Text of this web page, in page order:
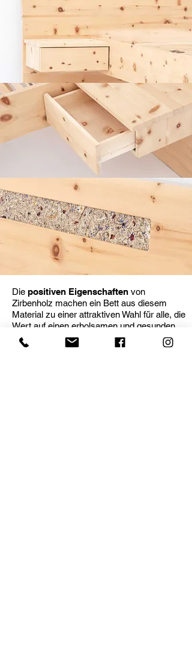
Die positiven Eigenschaften von
Zirbenholz machen ein Bett aus diesem
Material zu einer attraktiven Wahl für alle, die
Wert auf einen erholsamen und gesunden
Schlaf legen.